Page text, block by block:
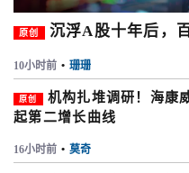
原创 沉浮A股十年后，
10小时前 • 珊珊
原创
机构扎堆调研！海康
起第二增长曲线
16小时前 • 莫奇